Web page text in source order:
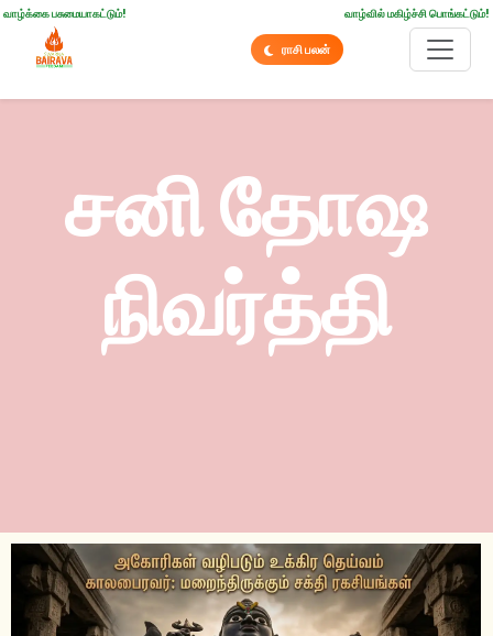
வாழ்க்கை பசுமையாகட்டும்! வாழ்வில் மகிழ்ச்சி பொங்கட்டும்!
ராசி பலன்
சனி தோஷ
நிவர்த்தி